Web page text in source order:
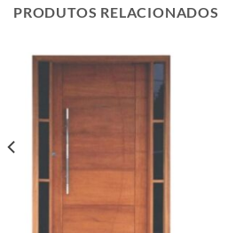
PRODUTOS RELACIONADOS